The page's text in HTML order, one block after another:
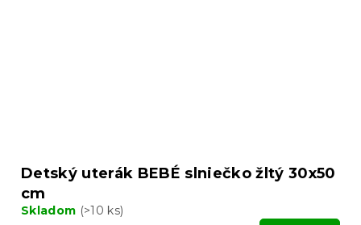
Detský uterák BEBÉ slniečko žltý 30x50
cm
Skladom (>10 ks)